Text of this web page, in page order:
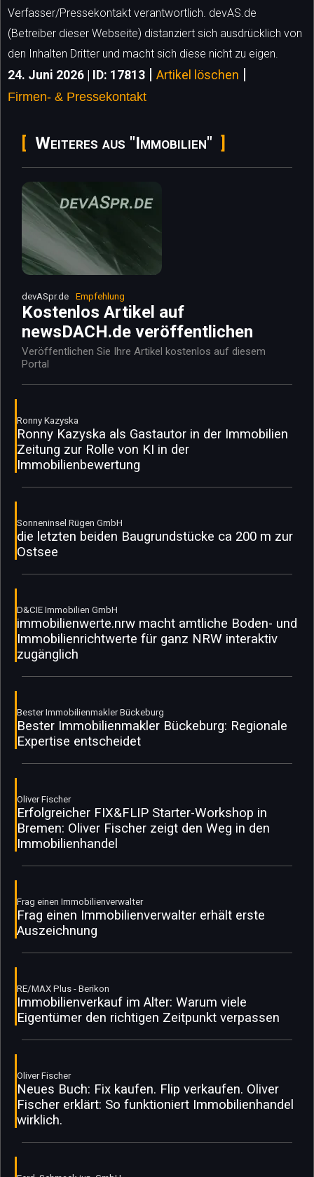
Verfasser/Pressekontakt verantwortlich. devAS.de
(Betreiber dieser Webseite) distanziert sich ausdrücklich von
den Inhalten Dritter und macht sich diese nicht zu eigen.
24. Juni 2026 | ID: 17813 | Artikel löschen |
Firmen- & Pressekontakt
Weiteres aus "Immobilien"
devASpr.de Empfehlung
Kostenlos Artikel auf
newsDACH.de veröffentlichen
Veröffentlichen Sie Ihre Artikel kostenlos auf diesem
Portal
Ronny Kazyska
Ronny Kazyska als Gastautor in der Immobilien
Zeitung zur Rolle von KI in der
Immobilienbewertung
Sonneninsel Rügen GmbH
die letzten beiden Baugrundstücke ca 200 m zur
Ostsee
D&CIE Immobilien GmbH
immobilienwerte.nrw macht amtliche Boden- und
Immobilienrichtwerte für ganz NRW interaktiv
zugänglich
Bester Immobilienmakler Bückeburg
Bester Immobilienmakler Bückeburg: Regionale
Expertise entscheidet
Oliver Fischer
Erfolgreicher FIX&FLIP Starter-Workshop in
Bremen: Oliver Fischer zeigt den Weg in den
Immobilienhandel
Frag einen Immobilienverwalter
Frag einen Immobilienverwalter erhält erste
Auszeichnung
RE/MAX Plus - Berikon
Immobilienverkauf im Alter: Warum viele
Eigentümer den richtigen Zeitpunkt verpassen
Oliver Fischer
Neues Buch: Fix kaufen. Flip verkaufen. Oliver
Fischer erklärt: So funktioniert Immobilienhandel
wirklich.